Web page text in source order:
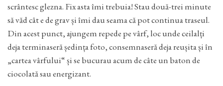
scrântesc glezna. Fix asta îmi trebuia! Stau două-trei minute
să văd cât e de grav și îmi dau seama că pot continua traseul.
Din acest punct, ajungem repede pe vârf, loc unde ceilalți
deja terminaseră ședința foto, consemnaseră deja reușita și în
„cartea vârfului“ și se bucurau acum de câte un baton de
ciocolată sau energizant.